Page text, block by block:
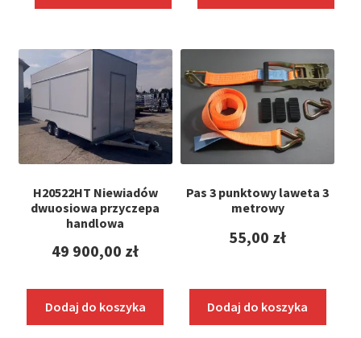
wynosi:
100,00 zł.
H20522HT Niewiadów
dwuosiowa przyczepa
handlowa
49 900,00 zł
Dodaj do koszyka
Pas 3 punktowy laweta 3
metrowy
55,00 zł
Dodaj do koszyka